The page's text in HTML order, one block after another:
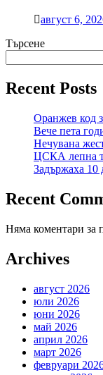
август 6,
Търсене
Recent Posts
Оранжев код
Вече пета
Нечувана
ЦСКА лепна
Задържаха 10
Recent
Няма коментари за
Archives
август 2026
юли 2026
юни 2026
май 2026
април 2026
март 2026
февруари